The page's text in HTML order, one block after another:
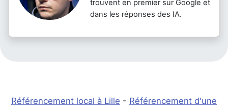
trouvent en premier sur Google et
dans les réponses des IA.
Référencement local à Lille - Référencement d'une